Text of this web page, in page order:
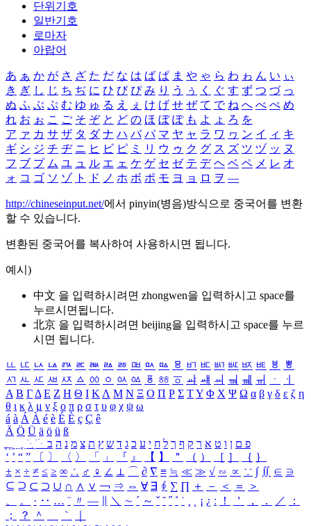
단위기호
일반기호
로마자
아랍어
あ ぁ か が さ ざ た だ な は ば ぱ ま や ゃ ら わ ゎ ん い ぃ
き ぎ し じ ち ぢ に ひ び ぴ み り う ぅ く ぐ す ず つ づ っ
ぬ ふ ぶ ぷ む ゆ ゅ る え ぇ け げ せ ぜ て で ね へ べ ぺ め
れ お ぉ こ ご そ ぞ と ど の ほ ぼ ぽ も よ ょ ろ を
ア ァ カ サ ザ タ ダ ナ ハ バ パ マ ヤ ャ ラ ワ ヮ ン イ ィ キ
ギ シ ジ チ ヂ ニ ヒ ビ ピ ミ リ ウ ゥ ク グ ス ズ ツ ヅ ッ ヌ
フ ブ プ ム ユ ュ ル エ ェ ケ ゲ セ ゼ テ デ ヘ ベ ペ メ レ オ
ォ コ ゴ ソ ゾ ト ド ノ ホ ボ ポ モ ヨ ョ ロ ヲ ―
http://chineseinput.net/에서 pinyin(병음)방식으로 중국어를 변환
할 수 있습니다.
변환된 중국어를 복사하여 사용하시면 됩니다.
예시)
中文 을 입력하시려면 zhongwen을 입력하시고 space를
누르시면됩니다.
北京 을 입력하시려면 beijing을 입력하시고 space를 누르
시면 됩니다.
ㅥ ㅦ ㅧ ㅨ ㅩ ㅪ ㅫ ㅬ ㅭ ㅮ ㅯ ㅰ ㅱ ㅲ ㅳ ㅴ ㅵ ㅶ ㅷ ㅸ
ㅹ
ㅺ ㅻ ㅼ ㅽ ㅾ ㅿ ㆀ ㆁ ㆂ ㆃ ㆄ ㆅ ㆆ ㆇ ㆈ ㆉ ㆊ ㆋ ㆌ ㆍ
ㆎ
Α Β ΓΔ Ε Ζ Η Θ Ι ΚΛ Μ Ν Ξ Ο Π Ρ Σ ΤΥ Φ Χ Ψ Ω α β γ δ ε ζ η
θ ι κ λ μ ν ξ ο π ρ σ τ υ φ χ ψ ω
á à Á À é è É È ç Ç ê
Ä Ö Ü ä ö ü ß
ִֶֹ ֻּ ׁׂ פ ם ן ו ט א ר ק ף ך ל ח י ע כ ג ד ש ץ ת צ מ נ ה ב
‘ ’ “ ” 〔 〕 〈 〉 「 」 『 』 【 】 ＂ （ ） ［ ］ ｛ ｝
± × ÷ ≠ ≤ ≥ ∞ ∴ ♂ ♀ ∠ ⊥ ⌒ ∂ ∇ ≡ ≒ ≪ ≫ √ ∽ ∝ ∵ ∫ ∬ ∈ ∋
⊆ ⊇ ⊂ ⊃ ∪ ∩ ∧ ∨ ￢ ⇒ ⇔ ∀ ∃ ∮ ∑ ∏ ＋ － ＜ ＝
＞
、
。 · ‥ … ¨ 〃 ― ＼ ∼ ´ ～ ˇ ˘ ˝ ˚ ˙ ¸ ¡ ¿ ː ！ ＇ ， ． ／
：
；
？ ＾ ｀